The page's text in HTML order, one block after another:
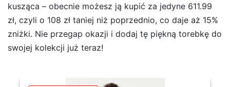
kusząca – obecnie możesz ją kupić za jedyne 611.99
zł, czyli o 108 zł taniej niż poprzednio, co daje aż 15%
zniżki. Nie przegap okazji i dodaj tę piękną torebkę do
swojej kolekcji już teraz!